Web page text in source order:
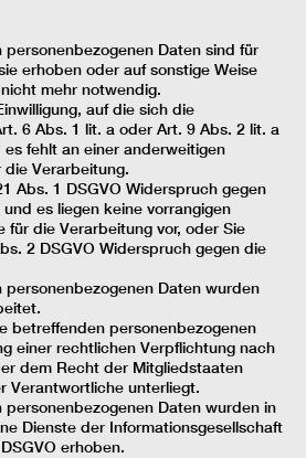
personenbezogenen Daten sind für
erhoben oder auf sonstige Weise
mehr notwendig.
auf die sich die
6 Abs. 1 lit. a oder Art. 9 Abs. 2 lit. a
fehlt an einer anderweitigen
Verarbeitung.
Abs. 1 DSGVO Widerspruch gegen
es liegen keine vorrangigen
für die Verarbeitung vor, oder Sie
2 DSGVO Widerspruch gegen die
personenbezogenen Daten wurden
betreffenden personenbezogenen
einer rechtlichen Verpflichtung nach
dem Recht der Mitgliedstaaten
Verantwortliche unterliegt.
personenbezogenen Daten wurden in
Dienste der Informationsgesellschaft
erhoben.